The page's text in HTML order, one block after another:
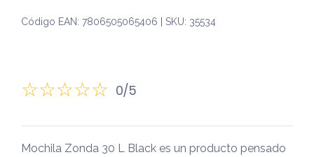
Código EAN: 7806505065406 | SKU: 35534
0/5
Mochila Zonda 30 L Black es un producto pensado